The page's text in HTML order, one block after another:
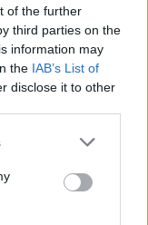
of the further
third parties on the
information may
the IAB’s List of
disclose it to other
or more Google
You may click to
party tags to
in below Google
di
creativa.
si evolve
eDriver